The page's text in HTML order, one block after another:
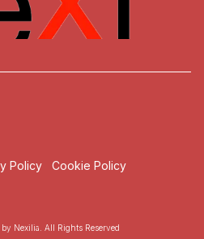
Policy
Cookie Policy
Nexilia. All Rights Reserved